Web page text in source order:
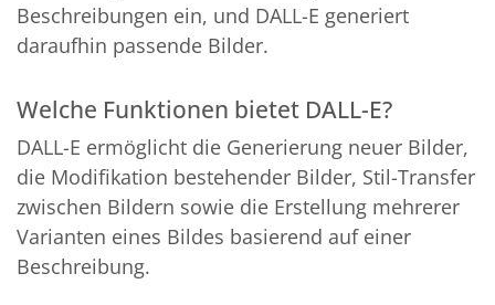
Beschreibungen ein, und DALL-E generiert
daraufhin passende Bilder.
Welche Funktionen bietet DALL-E?
DALL-E ermöglicht die Generierung neuer Bilder,
die Modifikation bestehender Bilder, Stil-Transfer
zwischen Bildern sowie die Erstellung mehrerer
Varianten eines Bildes basierend auf einer
Beschreibung.